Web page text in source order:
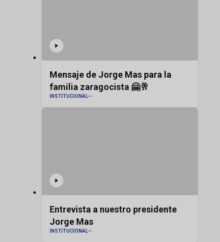
Mensaje de Jorge Mas para la
familia zaragocista 🤗🥂
INSTITUCIONAL
Entrevista a nuestro presidente
Jorge Mas
INSTITUCIONAL